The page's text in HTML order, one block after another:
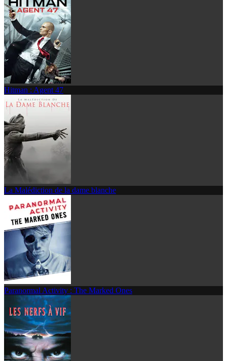
Hitman : Agent 47
La Malédiction de la dame blanche
Paranormal Activity : The Marked Ones